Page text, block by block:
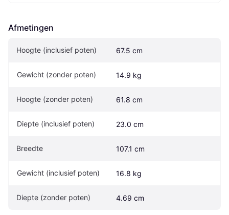
Afmetingen
Hoogte (inclusief poten) 67.5 cm
Gewicht (zonder poten) 14.9 kg
Hoogte (zonder poten) 61.8 cm
Diepte (inclusief poten) 23.0 cm
Breedte 107.1 cm
Gewicht (inclusief poten) 16.8 kg
Diepte (zonder poten) 4.69 cm